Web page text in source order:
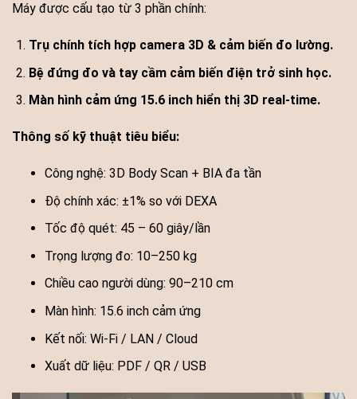
Máy được cấu tạo từ 3 phần chính:
Trụ chính tích hợp camera 3D & cảm biến đo lường.
Bệ đứng đo và tay cầm cảm biến điện trở sinh học.
Màn hình cảm ứng 15.6 inch hiển thị 3D real-time.
Thông số kỹ thuật tiêu biểu:
Công nghệ: 3D Body Scan + BIA đa tần
Độ chính xác: ±1% so với DEXA
Tốc độ quét: 45 – 60 giây/lần
Trọng lượng đo: 10–250 kg
Chiều cao người dùng: 90–210 cm
Màn hình: 15.6 inch cảm ứng
Kết nối: Wi-Fi / LAN / Cloud
Xuất dữ liệu: PDF / QR / USB